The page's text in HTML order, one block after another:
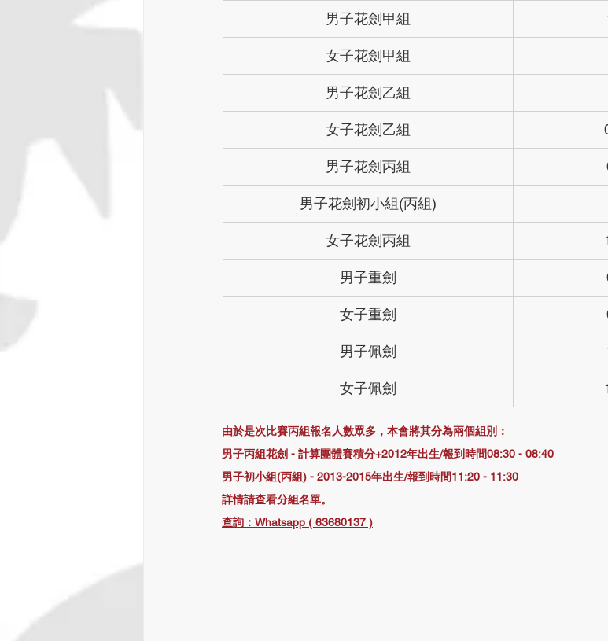
男子花劍甲組
女子花劍甲組
男子花劍乙組
女子花劍乙組
男子花劍丙組
男子花劍初小組(丙組)
女子花劍丙組
男子重劍
女子重劍
男子佩劍
女子佩劍
由於是次比賽丙組報名人數眾多，本會將其分為兩個組別：
男子丙組花劍 - 計算團體賽積分+2012年出生/報到時間08:30 - 08:40
男子初小組(丙組) - 2013-2015年出生/報到時間11:20 - 11:30
詳情請查看分組名單。
查詢：Whatsapp ( 63680137 )